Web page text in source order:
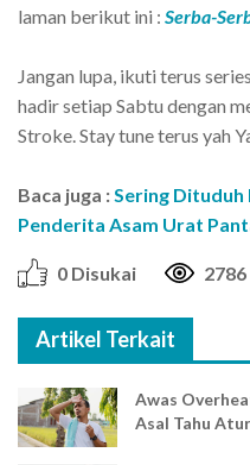
laman berikut ini : Serba-
Jangan lupa, ikuti terus
hadir setiap Sabtu dengan
Stroke. Stay tune terus yah
Baca juga :Sering Dituduh
Penderita Asam Urat
0 Disukai
Artikel Terkait
Awas
Asal Tahu